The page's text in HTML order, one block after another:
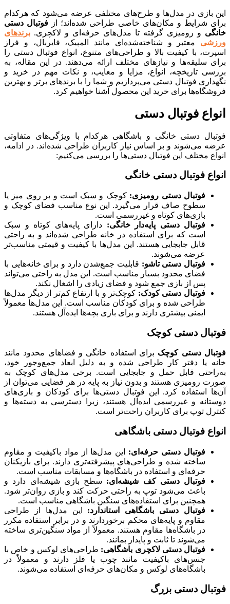
در مدل‌ها و طرح‌های مختلفی عرضه می‌شود که هرکدام
شرایط و مکان‌های خاصی طراحی شده‌اند؛ ازفوتبال دستی
و رومیزی گرفته تا مدل‌های حرفه‌ای و لاکچری.برندهای
معتبر و شناخته‌شده‌ای مانند المپیک، فایربال، و فراز
با کیفیت بالا و طراحی‌های متنوع، انواع فوتبال دستی را
سلیقه‌ها و نیازهای مختلف ارائه می‌دهند. در این مقاله، به
تاریخچه، انواع، مزایا و معایب، و نکات مهم در خرید و
فوتبال دستی می‌پردازیم و شما را با برندهای برتر و بهترین
برای خرید این محصول آشنا خواهیم کرد.
فوتبال دستی
دستی خانگی و باشگاهی هرکدام با ویژگی‌های متفاوتی
می‌شوند و بر اساس نیاز کاربران طراحی شده‌اند. در ادامه،
مختلف این فوتبال دستی‌ها را بررسی می‌کنیم:
فوتبال دستی خانگی
فوتبال دستی رومیزی:کوچک و سبک است و بر روی میز یا
سطوح صاف قرار می‌گیرد. این نوع مناسب فضای کوچک و
بازی‌های کوتاه و غیررسمی است.
فوتبال دستی پایه‌دار خانگی:دارای پایه‌های کوتاه و سبک
است که برای استفاده در خانه طراحی شده‌اند و به راحتی
قابل جابجایی هستند. این مدل‌ها با کیفیت و قیمتی مناسب‌تر
عرضه می‌شوند.
فوتبال دستی تاشو: قابلیت جمع‌شدن دارد و برای خانه‌هایی با
فضای محدود بسیار مناسب است. این مدل به راحتی می‌تواند
پس از بازی جمع شود و فضای زیادی را اشغال نکند.
فوتبال دستی کودک:کوچک‌تر و با ارتفاع کم‌تر از دیگر مدل‌ها
طراحی شده و برای کودکان مناسب است. این مدل‌ها معمولاً
ایمنی بیشتری دارند و برای بازی بچه‌ها ایده‌آل هستند.
دستی کوچک
دستی کوچکبرای استفاده خانگی و فضاهای محدود مانند
یا دفتر کار طراحی شده و به دلیل ابعاد جمع‌وجور خود،
قابل حمل و جابجایی است. برخی مدل‌های کوچک به
رومیزی هستند و بدون نیاز به پایه در هر فضایی می‌توان از
استفاده کرد. این فوتبال دستی‌ها برای کودکان و بازی‌های
و غیررسمی ایده‌آل هستند، زیرا دسترسی به دسته‌ها و
توپ برای کاربران راحت‌تر است.
فوتبال دستی باشگاهی
فوتبال دستی حرفه‌ای:این مدل‌ها از مواد باکیفیت و مقاوم
ساخته شده و طراحی‌های پیشرفته‌تری دارند. برای بازیکنان
حرفه‌ای و استفاده در باشگاه‌ها و مسابقات مناسب است.
فوتبال دستی کف شیشه‌ای:سطح بازی شیشه‌ای دارد و
باعث می‌شود توپ به راحتی حرکت کند و بازی روان‌تر شود.
همچنین برای استفاده‌های سنگین باشگاهی مناسب است.
فوتبال دستی باشگاهی استاندارد:این مدل‌ها از طراحی
مقاوم و پایه‌های محکم برخوردارند و در برابر استفاده مکرر
در باشگاه‌ها مقاوم هستند. معمولاً از مواد سنگین‌تری ساخته
می‌شوند تا ثابت و پایدار بمانند.
فوتبال دستی لاکچری باشگاهی:طراحی‌های لوکس و خاص با
جنس‌های باکیفیت مانند چوب یا فلز دارند و معمولاً در
باشگاه‌های لوکس و مکان‌های حرفه‌ای استفاده می‌شوند.
دستی بزرگ